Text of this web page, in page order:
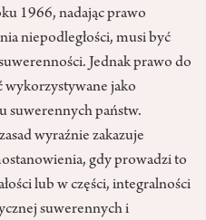
1966, nadając prawo
niepodległości, musi być
Jednak prawo do
wykorzystywane jako
suwerennych państw.
wyraźnie zakazuje
gdy prowadzi to
lub w części, integralności
suwerennych i